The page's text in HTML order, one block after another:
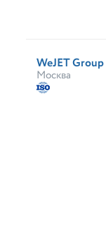
WeJET Group
Москва